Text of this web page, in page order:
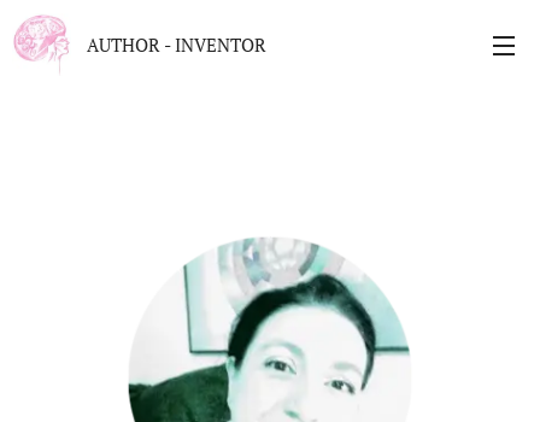
AUTHOR - INVENTOR